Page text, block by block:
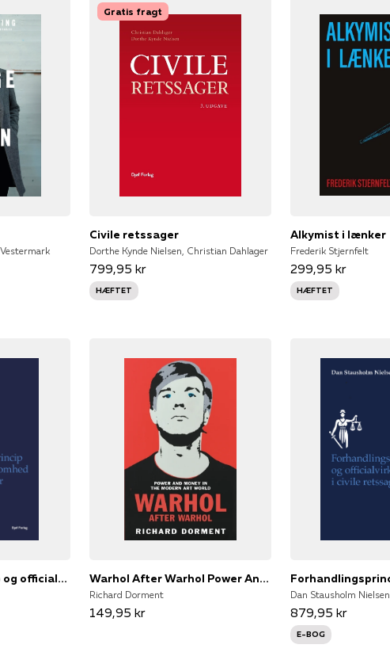
Gratis fragt
Civile retssager
Dorthe Kynde Nielsen, Christian Dahlager
799,95 kr
HÆFTET
Alkymist i lænker
Frederik Stjernfelt
299,95 kr
HÆFTET
Forhandlingsprincip og officialvirksomhed i civile retssager Warhol After Warhol Power And Money In The Modern Art World
Richard Dorment
149,95 kr
Dan Stausholm Nielsen
879,95 kr
E-BOG